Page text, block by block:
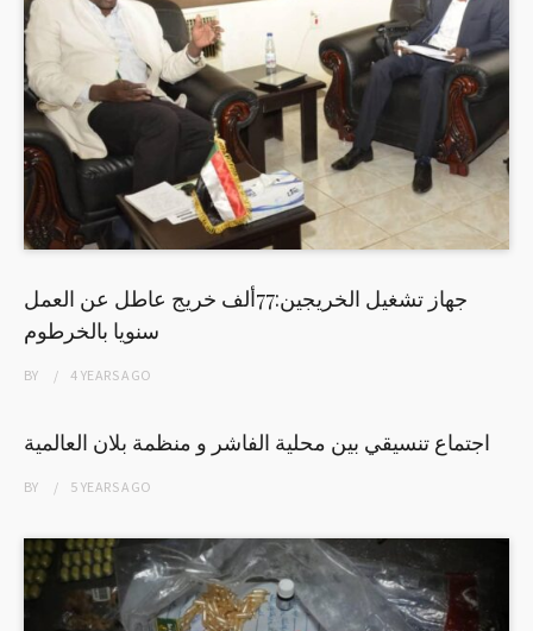
جهاز تشغيل الخريجين:77ألف خريج عاطل عن العمل
سنويا بالخرطوم
BY 4 YEARSAGO
اجتماع تنسيقي بين محلية الفاشر و منظمة بلان العالمية
BY 5 YEARSAGO